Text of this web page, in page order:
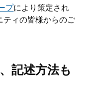
プにより策定され
ィの皆様からのご
記述方法も